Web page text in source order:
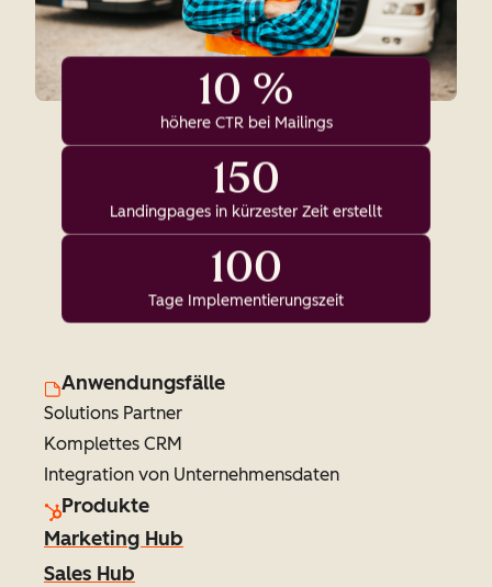
10 %
höhere CTR bei Mailings
150
Landingpages in kürzester Zeit erstellt
100
Tage Implementierungszeit
Anwendungsfälle
Solutions Partner
Komplettes CRM
Integration von Unternehmensdaten
Produkte
Marketing Hub
Sales Hub